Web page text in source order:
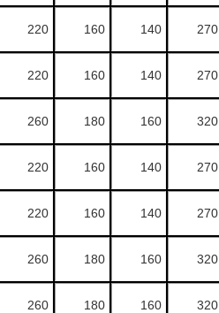
220 160 140 270
220 160 140 270
260 180 160 320
220 160 140 270
220 160 140 270
260 180 160 320
260 180 160 320